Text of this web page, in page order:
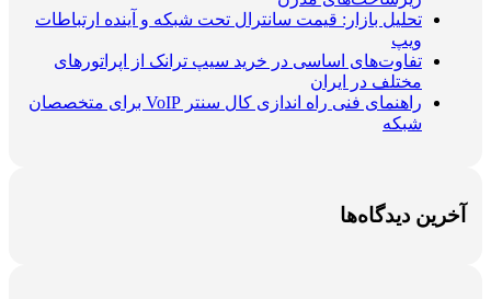
تحلیل بازار: قیمت سانترال تحت شبکه و آینده ارتباطات
ویپ
تفاوت‌های اساسی در خرید سیپ ترانک از اپراتورهای
مختلف در ایران
راهنمای فنی راه اندازی کال سنتر VoIP برای متخصصان
شبکه
آخرین دیدگاه‌ها